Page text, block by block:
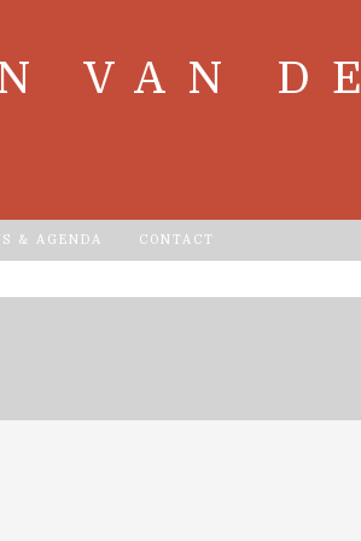
VAN DE
& AGENDA CONTACT